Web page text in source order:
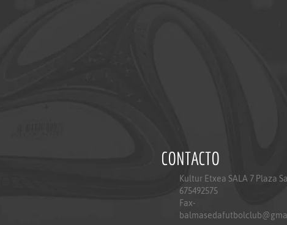
CONTACTO
Kultur Etxea SALA 7 Plaza
675492575
Fax-